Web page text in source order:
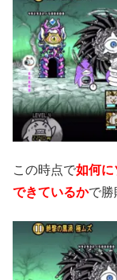
この時点で如何に
できているかで勝